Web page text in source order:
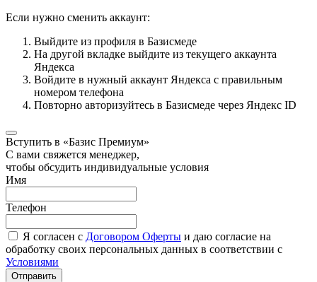
Если нужно сменить аккаунт:
Выйдите из профиля в Базисмеде
На другой вкладке выйдите из текущего аккаунта
Яндекса
Войдите в нужный аккаунт Яндекса с правильным
номером телефона
Повторно авторизуйтесь в Базисмеде через Яндекс ID
Вступить в «Базис Премиум»
С вами свяжется менеджер,
чтобы обсудить индивидуальные условия
Имя
Телефон
Я согласен с Договором Оферты и даю согласие на
обработку своих персональных данных в соответствии с
Условиями
Отправить